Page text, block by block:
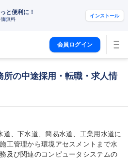
と便利に！
無料
インストール
会員ログイン
所の中途採用・転職・求人情
、下水道、簡易水道、工業用水道に
工管理から環境アセスメントまで水
及び関連のコンピュータシステムの